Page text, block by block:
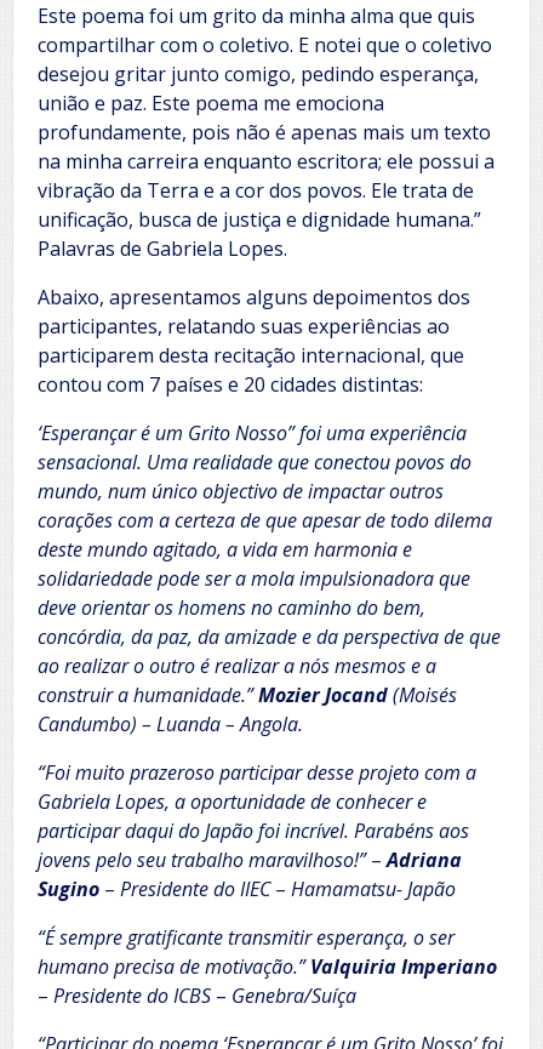
Este poema foi um grito da minha alma que quis
compartilhar com o coletivo. E notei que o coletivo
desejou gritar junto comigo, pedindo esperança,
união e paz. Este poema me emociona
profundamente, pois não é apenas mais um texto
na minha carreira enquanto escritora; ele possui a
vibração da Terra e a cor dos povos. Ele trata de
unificação, busca de justiça e dignidade humana.”
Palavras de Gabriela Lopes.
Abaixo, apresentamos alguns depoimentos dos
participantes, relatando suas experiências ao
participarem desta recitação internacional, que
contou com 7 países e 20 cidades distintas:
‘Esperançar é um Grito Nosso” foi uma experiência
sensacional. Uma realidade que conectou povos do
mundo, num único objectivo de impactar outros
corações com a certeza de que apesar de todo dilema
deste mundo agitado, a vida em harmonia e
solidariedade pode ser a mola impulsionadora que
deve orientar os homens no caminho do bem,
concórdia, da paz, da amizade e da perspectiva de que
ao realizar o outro é realizar a nós mesmos e a
construir a humanidade.”Mozier Jocand(Moisés
Candumbo) – Luanda – Angola.
“Foi muito prazeroso participar desse projeto com a
Gabriela Lopes, a oportunidade de conhecer e
participar daqui do Japão foi incrível. Parabéns aos
jovens pelo seu trabalho maravilhoso!”–Adriana
Sugino – Presidente do IIEC– Hamamatsu- Japão
“É sempre gratificante transmitir esperança, o ser
humano precisa de motivação.”Valquiria Imperiano
– Presidente do ICBS – Genebra/Suíça
“Participar do poema ‘Esperançar é um Grito Nosso’ foi